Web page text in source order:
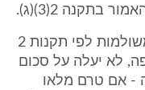
2(3)(ג).
(ב) הסכום הכולל של הגמלאות המשולמות לפי תקנות 2
לא יעלה על סכום
מלאה - אם טרם מלאו